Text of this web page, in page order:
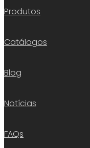
Produtos
Catálogos
Blog
Notícias
FAQs